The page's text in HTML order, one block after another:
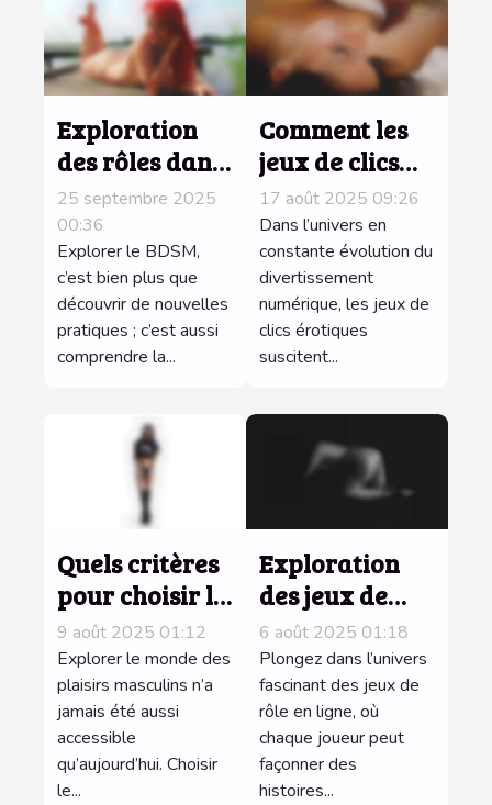
Exploration
des rôles dans
le BDSM : créer
une
dynamique
équilibrée
25 septembre 2025
00:36
Explorer le BDSM,
c’est bien plus que
découvrir de nouvelles
pratiques ; c’est aussi
comprendre la...
Comment les
jeux de clics
érotiques
influencent-ils
les tendances
du jeu en ligne
?
17 août 2025 09:26
Dans l’univers en
constante évolution du
divertissement
numérique, les jeux de
clics érotiques
suscitent...
Quels critères
pour choisir le
meilleur sex-
toy pour
homme ?
9 août 2025 01:12
Explorer le monde des
plaisirs masculins n’a
jamais été aussi
accessible
qu’aujourd’hui. Choisir
le...
Exploration
des jeux de
rôle en ligne :
comment créer
un harem
virtuel ?
6 août 2025 01:18
Plongez dans l’univers
fascinant des jeux de
rôle en ligne, où
chaque joueur peut
façonner des
histoires...